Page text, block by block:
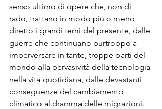
senso ultimo di opere che, non di
rado, trattano in modo più o meno
diretto i grandi temi del presente, dalle
guerre che continuano purtroppo a
imperversare in tante, troppe parti del
mondo alla pervasività della tecnologia
nella vita quotidiana, dalle devastanti
conseguenze del cambiamento
climatico al dramma delle migrazioni.